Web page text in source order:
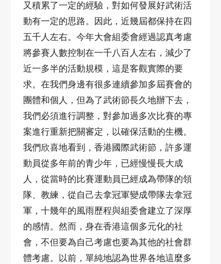
又積累了一定的經驗，對如何發展好武術活
動有一定的思路。因此，近幾屆都保持在四
五千人左右。今年大會組委會經過認真考慮
將參賽人數控制在一千八百人左右，減少了
近一多半的活動規模，這是客觀實際的要
求。在我們身邊有很多連續參加多屆賽會的
團體和個人，但為了武術節長久地辦下去，
我們必須進行調整，對參加過多次比賽的專
案進行重新把關審定，以確保活動的生機。
我們欣喜地看到，香港國際武術節，許多運
動員從多年前的青少年，已經慢慢長大成
人，從當時的比賽運動員已經成為帶隊的領
隊、教練，從自己去拿冠軍變成帶隊去拿冠
軍，十幾年的風雨歷程與組委會建立了深厚
的感情。然而，身在香港這個多元化的社
會，不但要為自己考慮也要為其他的社會群
體考慮。以前，單純地認為世界各地這麼多